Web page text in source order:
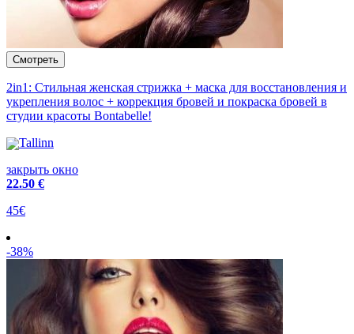
2in1: Стильная женская стрижка + маска для восстановления и
укрепления волос + коррекция бровей и покраска бровей в
студии красоты Bontabelle!
Tallinn
закрыть окно
22.50 €
45€
-38%